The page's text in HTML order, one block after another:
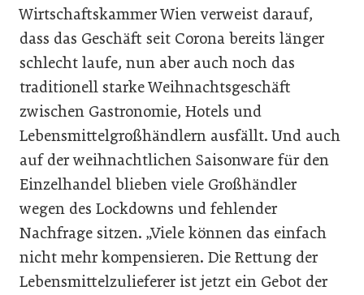
Wirtschaftskammer Wien verweist darauf,
dass das Geschäft seit Corona bereits länger
schlecht laufe, nun aber auch noch das
traditionell starke Weihnachtsgeschäft
zwischen Gastronomie, Hotels und
Lebensmittelgroßhändlern ausfällt. Und auch
auf der weihnachtlichen Saisonware für den
Einzelhandel blieben viele Großhändler
wegen des Lockdowns und fehlender
Nachfrage sitzen. „Viele können das einfach
nicht mehr kompensieren. Die Rettung der
Lebensmittelzulieferer ist jetzt ein Gebot der